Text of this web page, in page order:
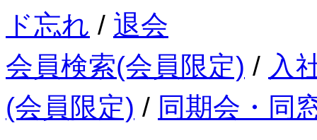
ド忘れ / 退会
会員検索(会員限定) / 入
(会員限定) / 同期会・同